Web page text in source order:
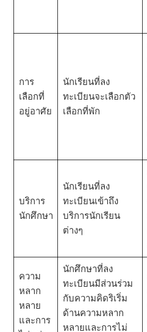
การ
เลือกที่
อยู่อาศัย
นักเรียนที่ลง
ทะเบียนจะเลือกตัว
เลือกที่พัก
บริการ
นักศึกษา
นักเรียนที่ลง
ทะเบียนเข้าถึง
บริการนักเรียน
ต่างๆ
ความ
หลาก
หลาย
และการ
นักศึกษาที่ลง
ทะเบียนมีส่วนร่วม
กับความคิดริเริ่ม
ด้านความหลาก
หลายและการไม่